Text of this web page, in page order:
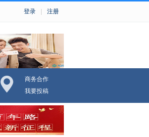
登录 注册
商务合作
我要投稿